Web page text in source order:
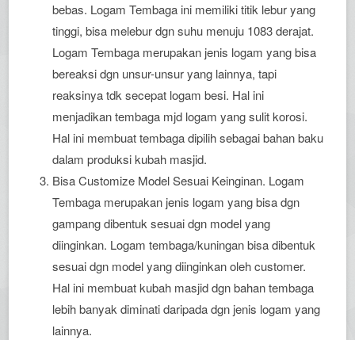
bebas. Logam Tembaga ini memiliki titik lebur yang
tinggi, bisa melebur dgn suhu menuju 1083 derajat.
Logam Tembaga merupakan jenis logam yang bisa
bereaksi dgn unsur-unsur yang lainnya, tapi
reaksinya tdk secepat logam besi. Hal ini
menjadikan tembaga mjd logam yang sulit korosi.
Hal ini membuat tembaga dipilih sebagai bahan baku
dalam produksi kubah masjid.
Bisa Customize Model Sesuai Keinginan. Logam
Tembaga merupakan jenis logam yang bisa dgn
gampang dibentuk sesuai dgn model yang
diinginkan. Logam tembaga/kuningan bisa dibentuk
sesuai dgn model yang diinginkan oleh customer.
Hal ini membuat kubah masjid dgn bahan tembaga
lebih banyak diminati daripada dgn jenis logam yang
lainnya.